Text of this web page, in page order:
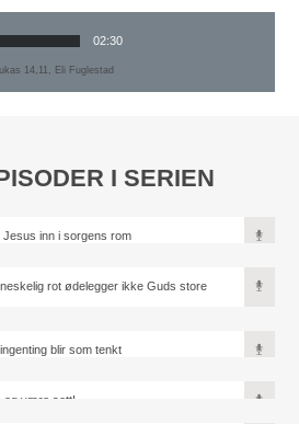
02:30
14,11, Eli Fuglestad
I SERIEN
Jesus inn i sorgens rom
rot ødelegger ikke Guds store
blir som tenkt
og være sett!